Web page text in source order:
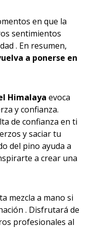
en que la
sentimientos
. En resumen,
a ponerse en
Himalaya evoca
y confianza.
de confianza en ti
y saciar tu
del pino ayuda a
a crear una
mezcla a mano si
. Disfrutará de
profesionales al